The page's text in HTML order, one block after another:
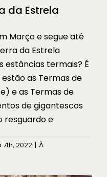
da Estrela
Março e segue até
da Estrela
estâncias termais? É
as Termas de
e as Termas de
de gigantescos
resguardo e
7th, 2022 | À
Fundão